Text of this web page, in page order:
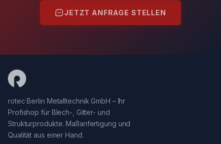
JETZT ANFRAGE STELLEN
rotec Berlin Metalltechnik GmbH – Ihr
Profishop für Blech-, Gitter- und
Strukturprodukte. Maßanfertigung und
Qualität aus einer Hand.